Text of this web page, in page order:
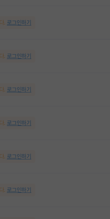
. 로그인하기
. 로그인하기
. 로그인하기
. 로그인하기
. 로그인하기
. 로그인하기